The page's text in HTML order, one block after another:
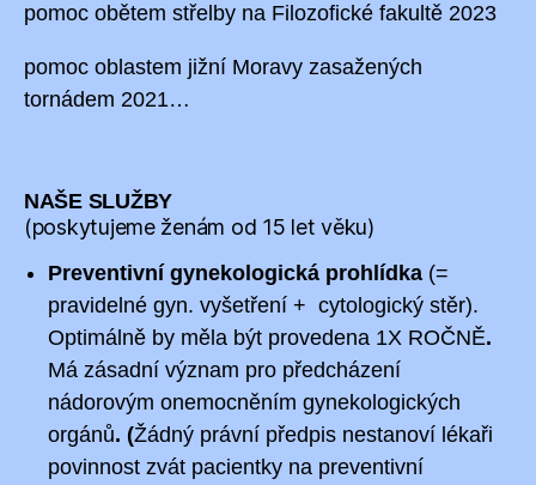
pomoc obětem střelby na Filozofické fakultě 2023
pomoc oblastem jižní Moravy zasažených
tornádem 2021…
NAŠE SLUŽBY
(poskytujeme ženám od 15 let věku)
Preventivní gynekologická prohlídka (=
pravidelné gyn. vyšetření + cytologický stěr).
Optimálně by měla být provedena 1X ROČNĚ.
Má zásadní význam pro předcházení
nádorovým onemocněním gynekologických
orgánů. (Žádný právní předpis nestanoví lékaři
povinnost zvát pacientky na preventivní